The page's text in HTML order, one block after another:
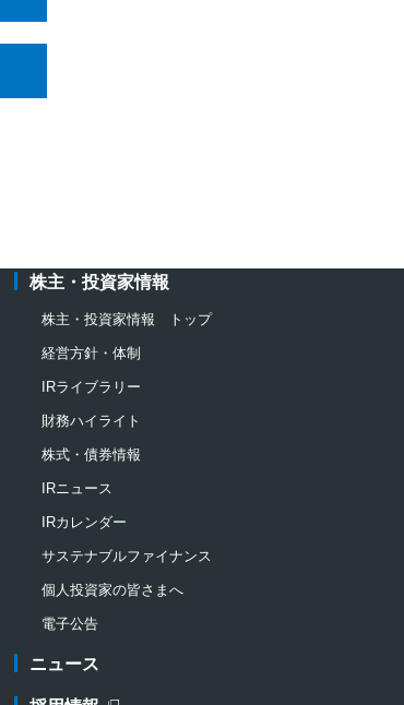
株主・投資家情報
株主・投資家情報 トップ
経営方針・体制
IRライブラリー
財務ハイライト
株式・債券情報
IRニュース
IRカレンダー
サステナブルファイナンス
個人投資家の皆さまへ
電子公告
ニュース